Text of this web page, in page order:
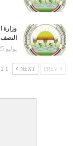
وزارة
يوليو 25, 2026
NEXT
1 od 2 |